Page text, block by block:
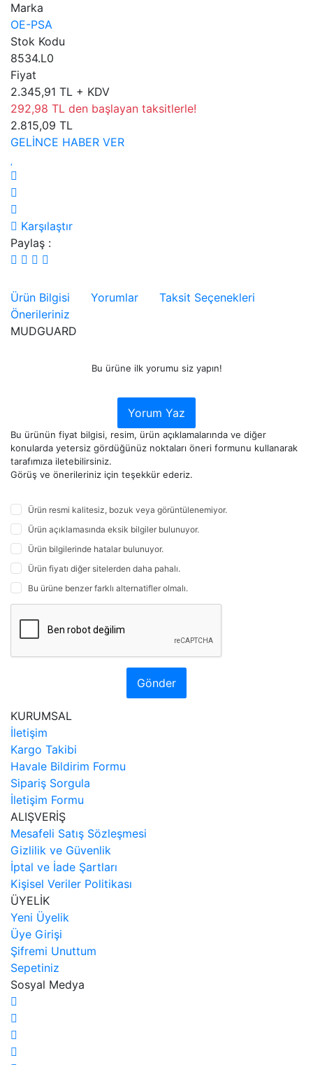
Marka
OE-PSA
Stok Kodu
8534.L0
Fiyat
2.345,91 TL + KDV
292,98 TL den başlayan taksitlerle!
2.815,09 TL
GELİNCE HABER VER
Karşılaştır
Paylaş :
Ürün Bilgisi Yorumlar
Taksit Seçenekleri
Önerileriniz
MUDGUARD
Bu ürüne ilk yorumu siz yapın!
Yorum Yaz
Bu ürünün fiyat bilgisi, resim, ürün açıklamalarında ve diğer
konularda yetersiz gördüğünüz noktaları öneri formunu kullanarak
tarafımıza iletebilirsiniz.
Görüş ve önerileriniz için teşekkür ederiz.
Ürün resmi kalitesiz, bozuk veya görüntülenemiyor.
Ürün açıklamasında eksik bilgiler bulunuyor.
Ürün bilgilerinde hatalar bulunuyor.
Ürün fiyatı diğer sitelerden daha pahalı.
Bu ürüne benzer farklı alternatifler olmalı.
Gönder
KURUMSAL
İletişim
Kargo Takibi
Havale Bildirim Formu
Sipariş Sorgula
İletişim Formu
ALIŞVERİŞ
Mesafeli Satış Sözleşmesi
Gizlilik ve Güvenlik
İptal ve İade Şartları
Kişisel Veriler Politikası
ÜYELİK
Yeni Üyelik
Üye Girişi
Şifremi Unuttum
Sepetiniz
Sosyal Medya